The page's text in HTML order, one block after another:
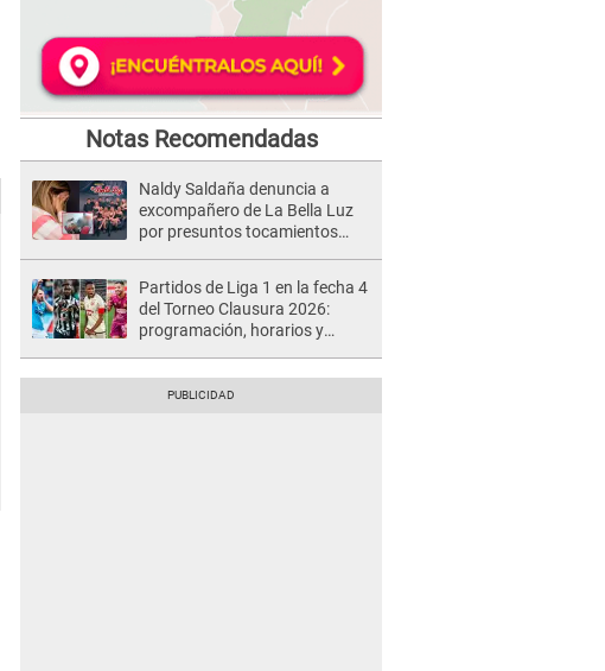
Notas Recomendadas
Naldy Saldaña denuncia a
excompañero de La Bella Luz
por presuntos tocamientos
Partidos de Liga 1 en la fecha 4
del Torneo Clausura 2026:
programación, horarios y